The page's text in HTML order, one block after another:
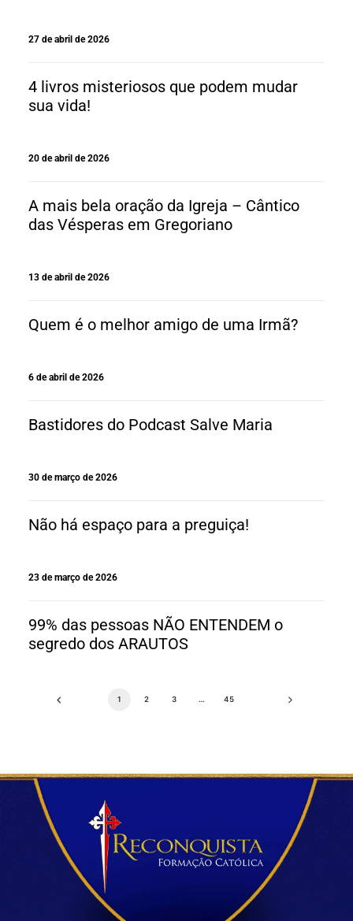
27 de abril de 2026
4 livros misteriosos que podem mudar
sua vida!
20 de abril de 2026
A mais bela oração da Igreja – Cântico
das Vésperas em Gregoriano
13 de abril de 2026
Quem é o melhor amigo de uma Irmã?
6 de abril de 2026
Bastidores do Podcast Salve Maria
30 de março de 2026
Não há espaço para a preguiça!
23 de março de 2026
99% das pessoas NÃO ENTENDEM o
segredo dos ARAUTOS
1 2 3 … 45